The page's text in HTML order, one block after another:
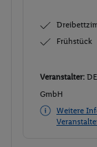
Frühstück
Veranstalter:
GmbH
Weitere